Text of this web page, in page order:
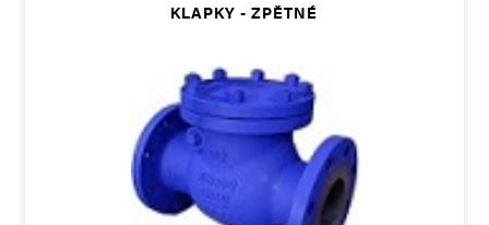
KLAPKY - ZPĚTNÉ